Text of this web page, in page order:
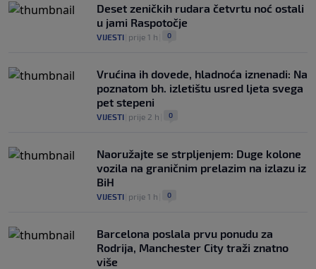
Deset zeničkih rudara četvrtu noć ostali
u jami Raspotočje
VIJESTI prije 1 h 0
Vrućina ih dovede, hladnoća iznenadi: Na
poznatom bh. izletištu usred ljeta svega
pet stepeni
VIJESTI prije 2 h 0
Naoružajte se strpljenjem: Duge kolone
vozila na graničnim prelazim na izlazu iz
BiH
VIJESTI prije 1 h 0
Barcelona poslala prvu ponudu za
Rodrija, Manchester City traži znatno
više